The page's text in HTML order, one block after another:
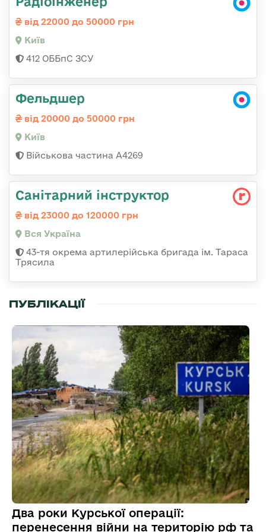
від 22000 до 50000 грн
Київ
412 ОББпС ЗСУ
Фельдшер
від 20000 до 50000 грн
Київ
Військова частина А4269
Санітарний інструктор
від 23000 до 120000 грн
Вся Україна
43-тя окрема артилерійська бригада ім. Тараса
Трясила
ПУБЛІКАЦІЇ
Два роки Курської операції:
перенесення війни на територію рф та